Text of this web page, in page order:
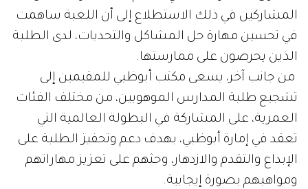
المشاركين في ذلك الاستطلاع إلى أن اللعبة ساهمت
في تحسين مهارة حل المشاكل والتحديات، لدى الطلبة
الذين يحرصون على ممارستها.
من جانب آخر، يسعى مكتب أبوظبي للمقيمين إلى
تشجيع طلبة المدارس الموهوبين، من مختلف الفئات
العمرية، على المشاركة في البطولة العالمية التي
تعقد في إمارة أبوظبي، بهدف دعم وتحفيز الطلبة على
الإبداع والتقدم والازدهار، وحثهم على تعزيز مهاراتهم
ومواهبهم بصورة إيجابية.